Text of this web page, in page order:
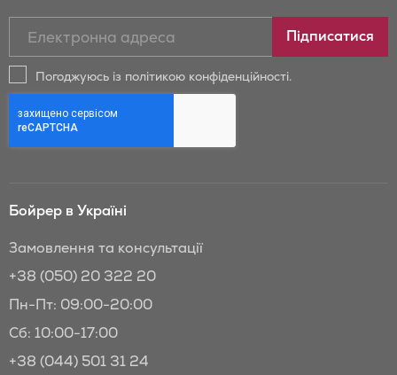
новини
та
Бойрер:
Підписатися
Погоджуюсь із політикою конфіденційності.
Бойрер в Україні
Замовлення та консультації
+38 (050) 20 322 20
Пн-Пт: 09:00-20:00
Сб: 10:00-17:00
+38 (044) 501 31 24